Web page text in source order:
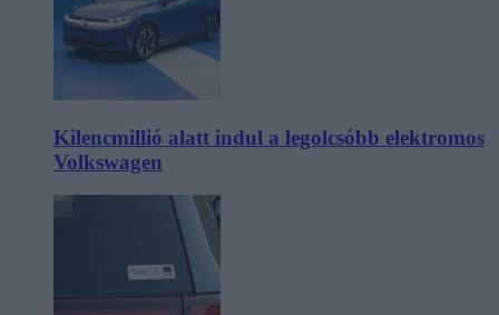
Kilencmillió alatt indul a legolcsóbb elektromos
Volkswagen